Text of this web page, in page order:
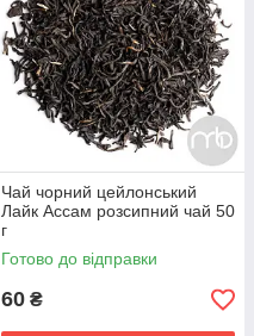
Чай чорний цейлонський
Лайк Ассам розсипний чай 50
г
Готово до відправки
60 ₴